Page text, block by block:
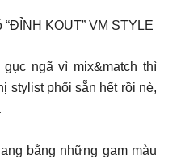
KOUT” VM STYLE
ngã vì mix&match thì
stylist phối sẵn hết rồi nè,
bằng những gam màu